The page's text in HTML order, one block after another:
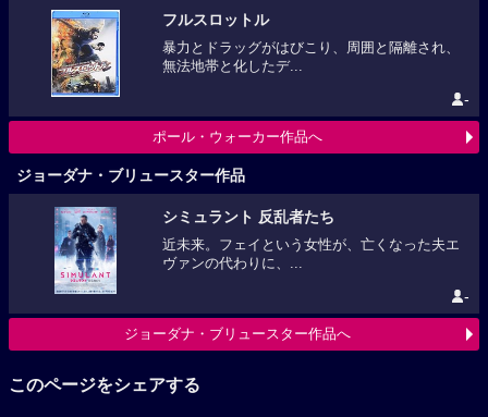
フルスロットル
暴力とドラッグがはびこり、周囲と隔離され、
無法地帯と化したデ...
-
ポール・ウォーカー作品へ
ジョーダナ・ブリュースター作品
シミュラント 反乱者たち
近未来。フェイという女性が、亡くなった夫エ
ヴァンの代わりに、...
-
ジョーダナ・ブリュースター作品へ
このページをシェアする